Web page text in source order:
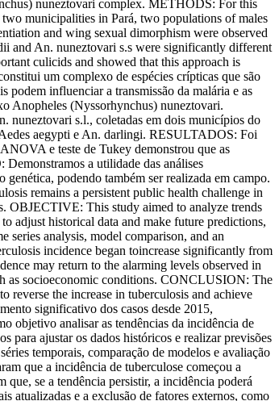
nuneztovari complex. METHODS: For this
municipalities in Pará, two populations of males
and wing sexual dimorphism were observed
and An. nuneztovari s.s were significantly different
culicids and showed that this approach is
um complexo de espécies crípticas que são
podem influenciar a transmissão da malária e as
Anopheles (Nyssorhynchus) nuneztovari.
nuneztovari s.l., coletadas em dois municípios do
Aedes aegypti e An. darlingi. RESULTADOS: Foi
e teste de Tukey demonstrou que as
a utilidade das análises
podendo também ser realizada em campo.
remains a persistent public health challenge in
OBJECTIVE: This study aimed to analyze trends
adjust historical data and make future predictions,
analysis, model comparison, and an
incidence began toincrease significantly from
may return to the alarming levels observed in
as socioeconomic conditions. CONCLUSION: The
the increase in tuberculosis and achieve
significativo dos casos desde 2015,
objetivo analisar as tendências da incidência de
para ajustar os dados históricos e realizar previsões
temporais, comparação de modelos e avaliação
que a incidência de tuberculose começou a
se a tendência persistir, a incidência poderá
atualizadas e a exclusão de fatores externos, como